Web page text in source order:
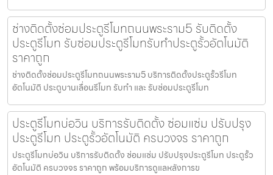
ช่างติดตั้งซ่อมประตูรีโมทถนนพระราม5 รับติดตั้ง
ประตูรีโมท รับซ่อมประตูรีโมทรับทำประตูรั้วอัตโนมัติ
ราคาถูก
ช่างติดตั้งซ่อมประตูรีโมทถนนพระราม5 บริการติดตั้งประตูรั้วรีโมท
อัตโนมัติ ประตูบานเลื่อนรีโมท รับทำ และ รับซ่อมประตูรีโมท
ประตูรีโมทบ่อวิน บริการรับติดตั้ง ซ่อมแซ่ม ปรับปรุง
ประตูรีโมท ประตูรั้วอัตโนมัติ ครบวงจร ราคาถูก
ประตูรีโมทบ่อวิน บริการรับติดตั้ง ซ่อมแซ่ม ปรับปรุงประตูรีโมท ประตูรั้ว
อัตโนมัติ ครบวงจร ราคาถูก พร้อมบริการดูแลหลังการข